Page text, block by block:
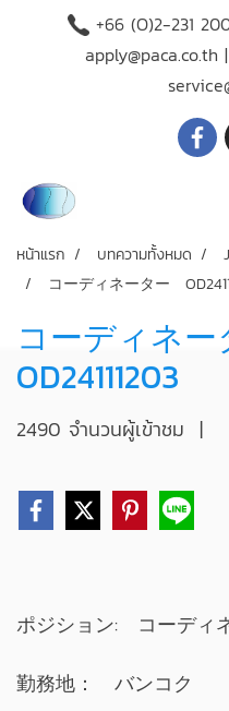
+66 (O)2-231
apply@paca.co.th
หน้าแรก บทความทั้งหมด
コーディネーター
コーディネ
OD24111203
2490 จำนวนผู้เข้าชม |
ポジション: コーディ
勤務地： バンコク